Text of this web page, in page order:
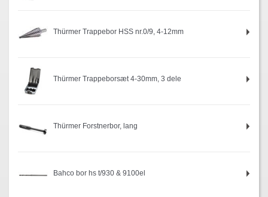
Thürmer Trappebor HSS nr.0/9, 4-12mm
Thürmer Trappeborsæt 4-30mm, 3 dele
Thürmer Forstnerbor, lang
Bahco bor hs t/930 & 9100el